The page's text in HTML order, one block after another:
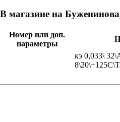
В магазине на
Номер или доп.
параметры
кэ 0,033\